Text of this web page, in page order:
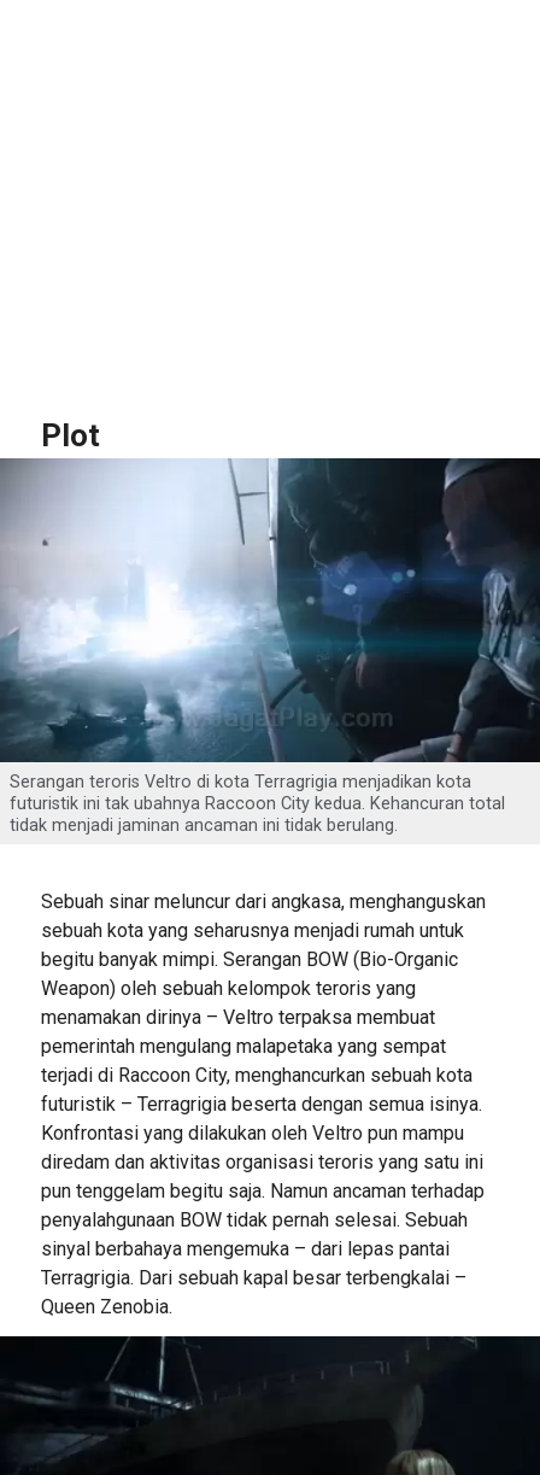
Plot
Serangan teroris Veltro di kota Terragrigia menjadikan kota
futuristik ini tak ubahnya Raccoon City kedua. Kehancuran total
tidak menjadi jaminan ancaman ini tidak berulang.
Sebuah sinar meluncur dari angkasa, menghanguskan
sebuah kota yang seharusnya menjadi rumah untuk
begitu banyak mimpi. Serangan BOW (Bio-Organic
Weapon) oleh sebuah kelompok teroris yang
menamakan dirinya – Veltro terpaksa membuat
pemerintah mengulang malapetaka yang sempat
terjadi di Raccoon City, menghancurkan sebuah kota
futuristik – Terragrigia beserta dengan semua isinya.
Konfrontasi yang dilakukan oleh Veltro pun mampu
diredam dan aktivitas organisasi teroris yang satu ini
pun tenggelam begitu saja. Namun ancaman terhadap
penyalahgunaan BOW tidak pernah selesai. Sebuah
sinyal berbahaya mengemuka – dari lepas pantai
Terragrigia. Dari sebuah kapal besar terbengkalai –
Queen Zenobia.